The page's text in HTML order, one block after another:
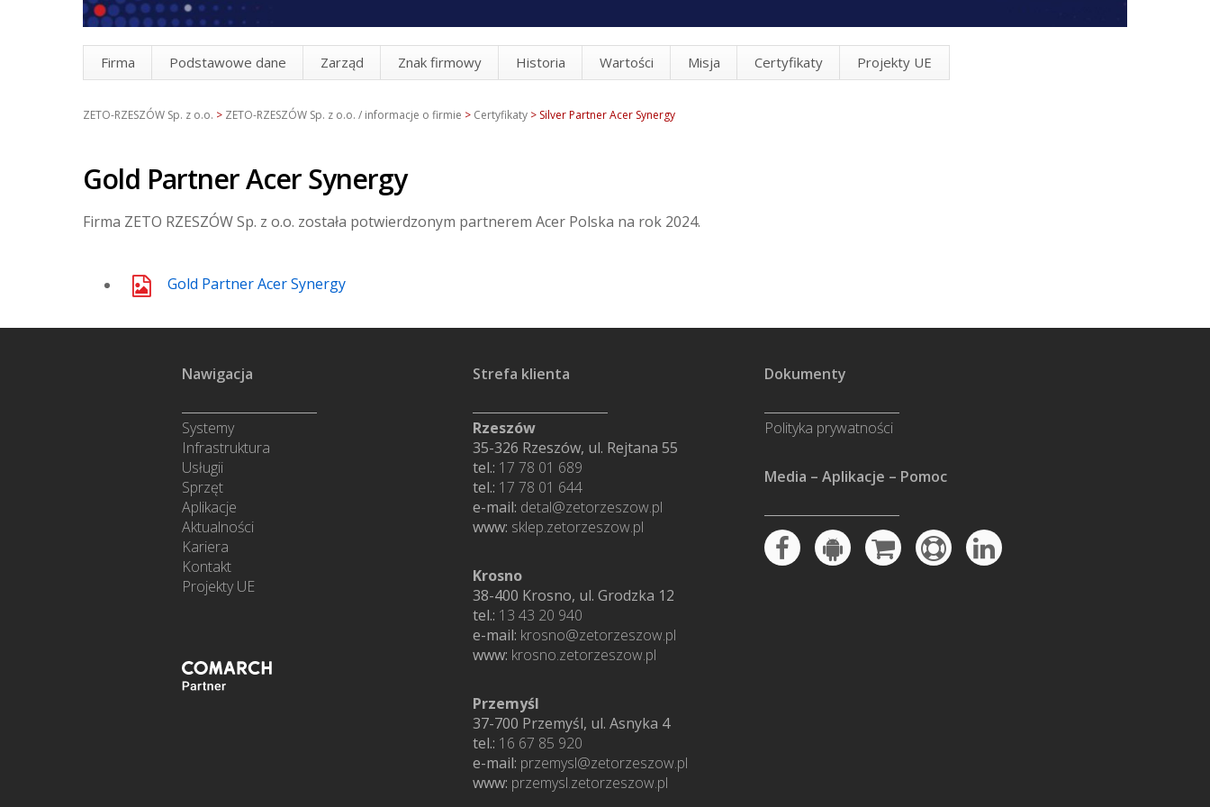
Firma Podstawowe dane Zarząd Znak firmowy Historia Wartości Misja Certyfikaty Projekty UE
ZETO-RZESZÓW Sp. z o.o. > ZETO-RZESZÓW Sp. z o.o. / informacje o firmie > Certyfikaty > Silver Partner Acer Synergy
Gold Partner Acer Synergy
Firma ZETO RZESZÓW Sp. z o.o. została potwierdzonym partnerem Acer Polska na rok 2024.
Gold Partner Acer Synergy
Nawigacja
Systemy
Infrastruktura
Usługii
Sprzęt
Aplikacje
Aktualności
Kariera
Kontakt
Projekty UE
Strefa klienta
Rzeszów
35-326 Rzeszów, ul. Rejtana 55
tel.: 17 78 01 689
tel.: 17 78 01 644
e-mail: detal@zetorzeszow.pl
www: sklep.zetorzeszow.pl
Krosno
38-400 Krosno, ul. Grodzka 12
tel.: 13 43 20 940
e-mail: krosno@zetorzeszow.pl
www: krosno.zetorzeszow.pl
Przemyśl
37-700 Przemyśl, ul. Asnyka 4
tel.: 16 67 85 920
e-mail: przemysl@zetorzeszow.pl
www: przemysl.zetorzeszow.pl
Dokumenty
Polityka prywatności
Media – Aplikacje – Pomoc